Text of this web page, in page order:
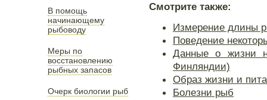
В помощь
начинающему
рыбоводу
Меры по
восстановлению
рыбных запасов
Очерк биологии рыб
Смотрите также:
Измерение длины
Поведение
Данные о жизни
Финляндии)
Образ жизни и
Болезни рыб